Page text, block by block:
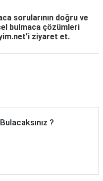
sorularının doğru ve
bulmaca çözümleri
ziyaret et.
?